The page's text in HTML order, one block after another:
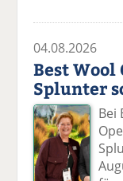
04.08.2026
Best Wool
Splunter
Bei